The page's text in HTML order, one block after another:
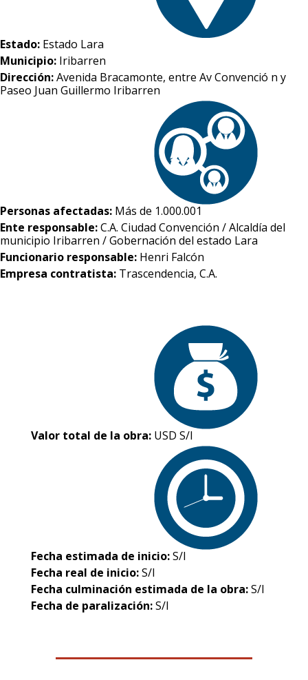
Estado: Estado Lara
Municipio: Iribarren
Dirección:Avenida Bracamonte, entre Av Convenció n y
Paseo Juan Guillermo Iribarren
Personas afectadas: Más de 1.000.001
Ente responsable:C.A. Ciudad Convención / Alcaldía del
municipio Iribarren / Gobernación del estado Lara
Funcionario responsable: Henri Falcón
Empresa contratista: Trascendencia, C.A.
Valor total de la obra: USD S/I
Fecha estimada de inicio:S/I
Fecha real de inicio:S/I
Fecha culminación estimada de la obra:S/I
Fecha de paralización:S/I